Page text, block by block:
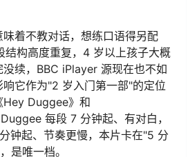
着不教对话，想练口语得另配
构高度重复，4 岁以上孩子大概
续，BBC iPlayer 源现在也不如
它作为"2 岁入门第一部"的定位
Duggee》和
每段 7 分钟起、有对白，
钟起、节奏更慢，本片卡在"5 分
是唯一档。